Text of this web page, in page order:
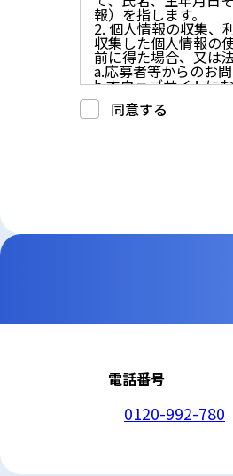
報）を指します。
2. 個人情報の収集、
収集した個人情報の
前に得た場合、又は
a.応募者等からのお
b.本ウェブサイトに
c.重要なお知らせな
d.上記の利用目的に付
ん、漏えい、滅失及
本ウェブサイトで
コンテンツへのア
ません。また、お
本ウェブサイトでは
せん。この機能は
8. プライバシーポリ
を除いて，応募者等
9. お問い合わせ窓口
同意する
電話番号
0120-992-780